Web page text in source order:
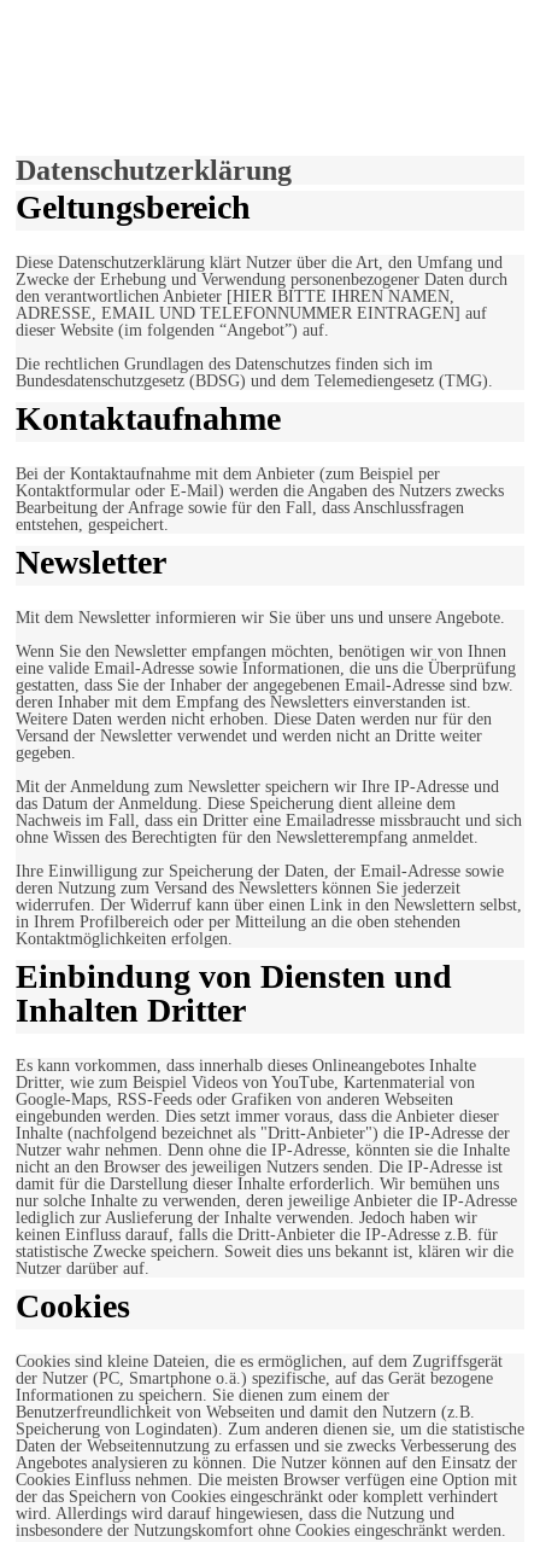
Datenschutzerklärung
Geltungsbereich
Diese Datenschutzerklärung klärt Nutzer über die Art, den Umfang und
Zwecke der Erhebung und Verwendung personenbezogener Daten durch
den verantwortlichen Anbieter [HIER BITTE IHREN NAMEN,
ADRESSE, EMAIL UND TELEFONNUMMER EINTRAGEN] auf
dieser Website (im folgenden “Angebot”) auf.
Die rechtlichen Grundlagen des Datenschutzes finden sich im
Bundesdatenschutzgesetz (BDSG) und dem Telemediengesetz (TMG).
Kontaktaufnahme
Bei der Kontaktaufnahme mit dem Anbieter (zum Beispiel per
Kontaktformular oder E-Mail) werden die Angaben des Nutzers zwecks
Bearbeitung der Anfrage sowie für den Fall, dass Anschlussfragen
entstehen, gespeichert.
Newsletter
Mit dem Newsletter informieren wir Sie über uns und unsere Angebote.
Wenn Sie den Newsletter empfangen möchten, benötigen wir von Ihnen
eine valide Email-Adresse sowie Informationen, die uns die Überprüfung
gestatten, dass Sie der Inhaber der angegebenen Email-Adresse sind bzw.
deren Inhaber mit dem Empfang des Newsletters einverstanden ist.
Weitere Daten werden nicht erhoben. Diese Daten werden nur für den
Versand der Newsletter verwendet und werden nicht an Dritte weiter
gegeben.
Mit der Anmeldung zum Newsletter speichern wir Ihre IP-Adresse und
das Datum der Anmeldung. Diese Speicherung dient alleine dem
Nachweis im Fall, dass ein Dritter eine Emailadresse missbraucht und sich
ohne Wissen des Berechtigten für den Newsletterempfang anmeldet.
Ihre Einwilligung zur Speicherung der Daten, der Email-Adresse sowie
deren Nutzung zum Versand des Newsletters können Sie jederzeit
widerrufen. Der Widerruf kann über einen Link in den Newslettern selbst,
in Ihrem Profilbereich oder per Mitteilung an die oben stehenden
Kontaktmöglichkeiten erfolgen.
Einbindung von Diensten und
Inhalten Dritter
Es kann vorkommen, dass innerhalb dieses Onlineangebotes Inhalte
Dritter, wie zum Beispiel Videos von YouTube, Kartenmaterial von
Google-Maps, RSS-Feeds oder Grafiken von anderen Webseiten
eingebunden werden. Dies setzt immer voraus, dass die Anbieter dieser
Inhalte (nachfolgend bezeichnet als "Dritt-Anbieter") die IP-Adresse der
Nutzer wahr nehmen. Denn ohne die IP-Adresse, könnten sie die Inhalte
nicht an den Browser des jeweiligen Nutzers senden. Die IP-Adresse ist
damit für die Darstellung dieser Inhalte erforderlich. Wir bemühen uns
nur solche Inhalte zu verwenden, deren jeweilige Anbieter die IP-Adresse
lediglich zur Auslieferung der Inhalte verwenden. Jedoch haben wir
keinen Einfluss darauf, falls die Dritt-Anbieter die IP-Adresse z.B. für
statistische Zwecke speichern. Soweit dies uns bekannt ist, klären wir die
Nutzer darüber auf.
Cookies
Cookies sind kleine Dateien, die es ermöglichen, auf dem Zugriffsgerät
der Nutzer (PC, Smartphone o.ä.) spezifische, auf das Gerät bezogene
Informationen zu speichern. Sie dienen zum einem der
Benutzerfreundlichkeit von Webseiten und damit den Nutzern (z.B.
Speicherung von Logindaten). Zum anderen dienen sie, um die statistische
Daten der Webseitennutzung zu erfassen und sie zwecks Verbesserung des
Angebotes analysieren zu können. Die Nutzer können auf den Einsatz der
Cookies Einfluss nehmen. Die meisten Browser verfügen eine Option mit
der das Speichern von Cookies eingeschränkt oder komplett verhindert
wird. Allerdings wird darauf hingewiesen, dass die Nutzung und
insbesondere der Nutzungskomfort ohne Cookies eingeschränkt werden.